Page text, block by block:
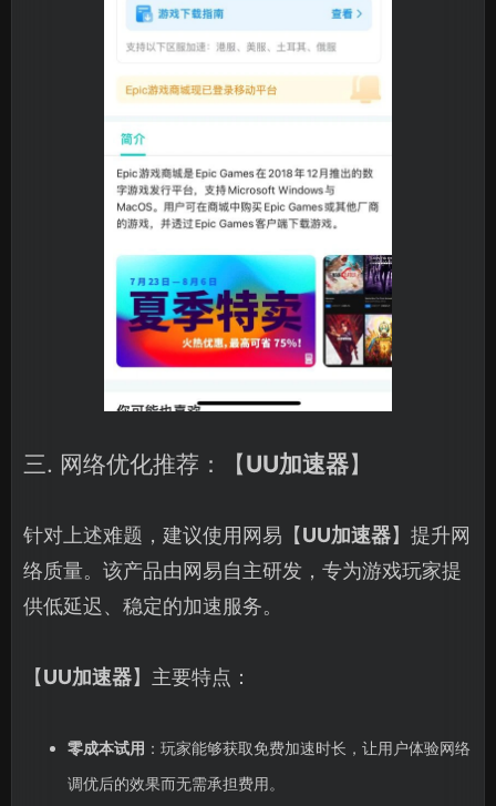
三. 网络优化推荐：【UU加速器】
针对上述难题，建议使用网易【UU加速器】提升网
络质量。该产品由网易自主研发，专为游戏玩家提
供低延迟、稳定的加速服务。
【UU加速器】主要特点：
零成本试用 ：玩家能够获取免费加速时长，让用户体验网络
调优后的效果而无需承担费用。